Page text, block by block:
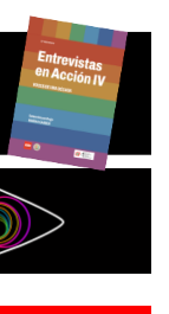
Los 43